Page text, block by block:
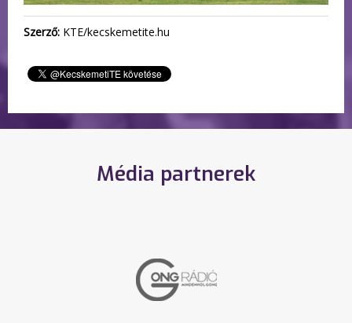
Szerző: KTE/kecskemetite.hu
Média partnerek